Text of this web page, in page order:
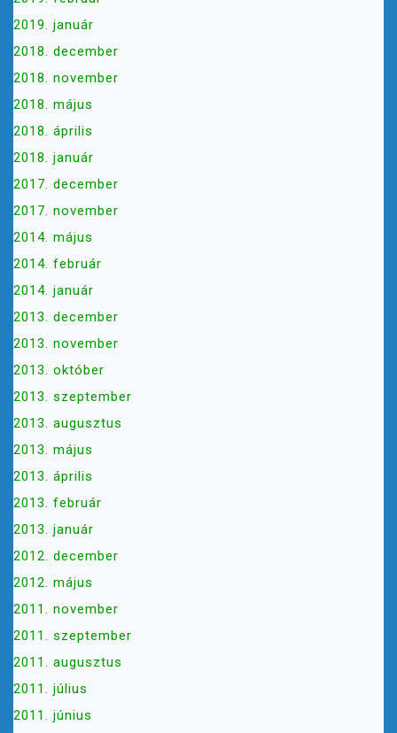
2019. január
2018. december
2018. november
2018. május
2018. április
2018. január
2017. december
2017. november
2014. május
2014. február
2014. január
2013. december
2013. november
2013. október
2013. szeptember
2013. augusztus
2013. május
2013. április
2013. február
2013. január
2012. december
2012. május
2011. november
2011. szeptember
2011. augusztus
2011. július
2011. június